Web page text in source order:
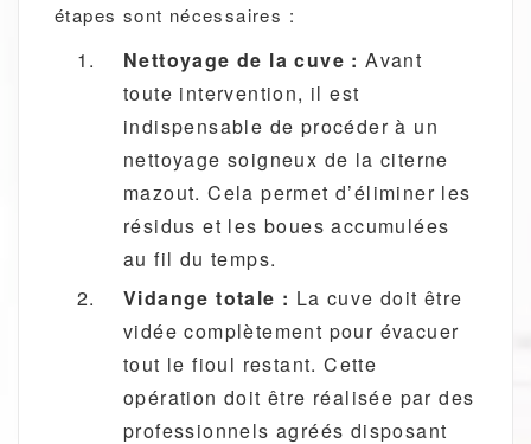
étapes sont nécessaires :
Nettoyage de la cuve : Avant
toute intervention, il est
indispensable de procéder à un
nettoyage soigneux de la citerne
mazout. Cela permet d’éliminer les
résidus et les boues accumulées
au fil du temps.
Vidange totale : La cuve doit être
vidée complètement pour évacuer
tout le fioul restant. Cette
opération doit être réalisée par des
professionnels agréés disposant